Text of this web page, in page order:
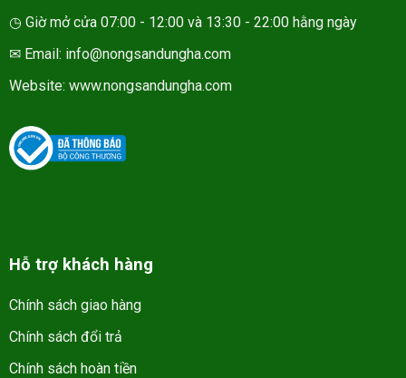
◷ Giờ mở cửa 07:00 - 12:00 và 13:30 - 22:00 hằng ngày
✉ Email: info@nongsandungha.com
Website: www.nongsandungha.com
Hỗ trợ khách hàng
Chính sách giao hàng
Chính sách đổi trả
Chính sách hoàn tiền